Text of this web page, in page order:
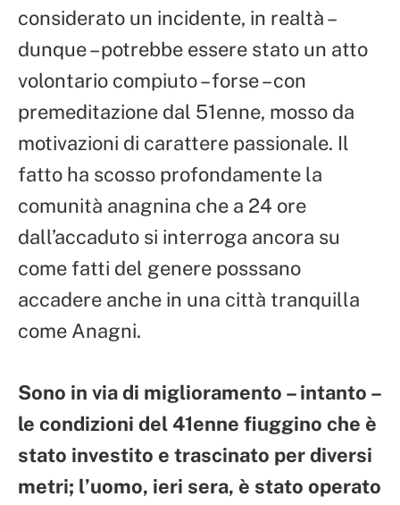
considerato un incidente, in realtà –
dunque – potrebbe essere stato un atto
volontario compiuto – forse – con
premeditazione dal 51enne, mosso da
motivazioni di carattere passionale. Il
fatto ha scosso profondamente la
comunità anagnina che a 24 ore
dall’accaduto si interroga ancora su
come fatti del genere posssano
accadere anche in una città tranquilla
come Anagni.
Sono in via di miglioramento – intanto –
le condizioni del 41enne fiuggino che è
stato investito e trascinato per diversi
metri; l’uomo, ieri sera, è stato operato